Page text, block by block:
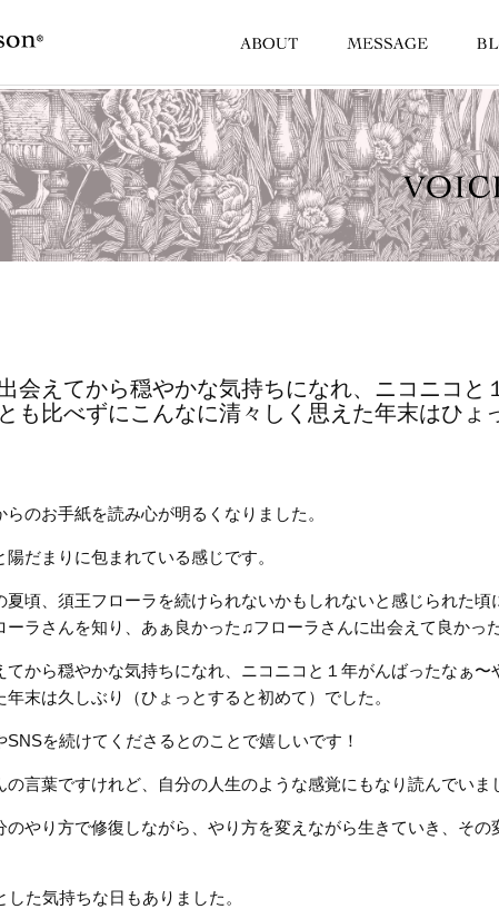
会えてから穏やかな気持ちになれ、ニコニコと
も比べずにこんなに清々しく思えた年末はひょ
のお手紙を読み心が明るくなりました。
だまりに包まれている感じです。
夏頃、須王フローラを続けられないかもしれないと感じられた
ーラさんを知り、あぁ良かった♫フローラさんに出会えて良かっ
てから穏やかな気持ちになれ、ニコニコと１年がんばったなぁ〜
末は久しぶり（ひょっとすると初めて）でした。
SNSを続けてくださるとのことで嬉しいです！
言葉ですけれど、自分の人生のような感覚にもなり読んでいま
のやり方で修復しながら、やり方を変えながら生きていき、そ
た気持ちな日もありました。